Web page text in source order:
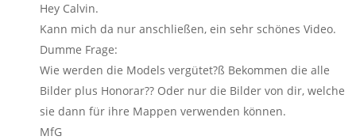
Hey Calvin.
Kann mich da nur anschließen, ein sehr schönes Video.
Dumme Frage:
Wie werden die Models vergütet?ß Bekommen die alle
Bilder plus Honorar?? Oder nur die Bilder von dir, welche
sie dann für ihre Mappen verwenden können.
MfG